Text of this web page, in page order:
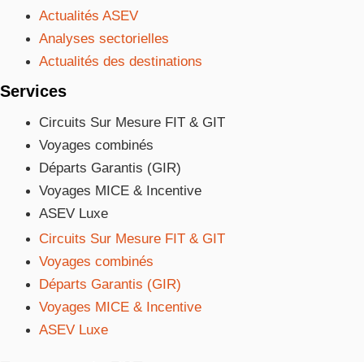
Actualités ASEV
Analyses sectorielles
Actualités des destinations
Services
Circuits Sur Mesure FIT & GIT
Voyages combinés
Départs Garantis (GIR)
Voyages MICE & Incentive
ASEV Luxe
Circuits Sur Mesure FIT & GIT
Voyages combinés
Départs Garantis (GIR)
Voyages MICE & Incentive
ASEV Luxe